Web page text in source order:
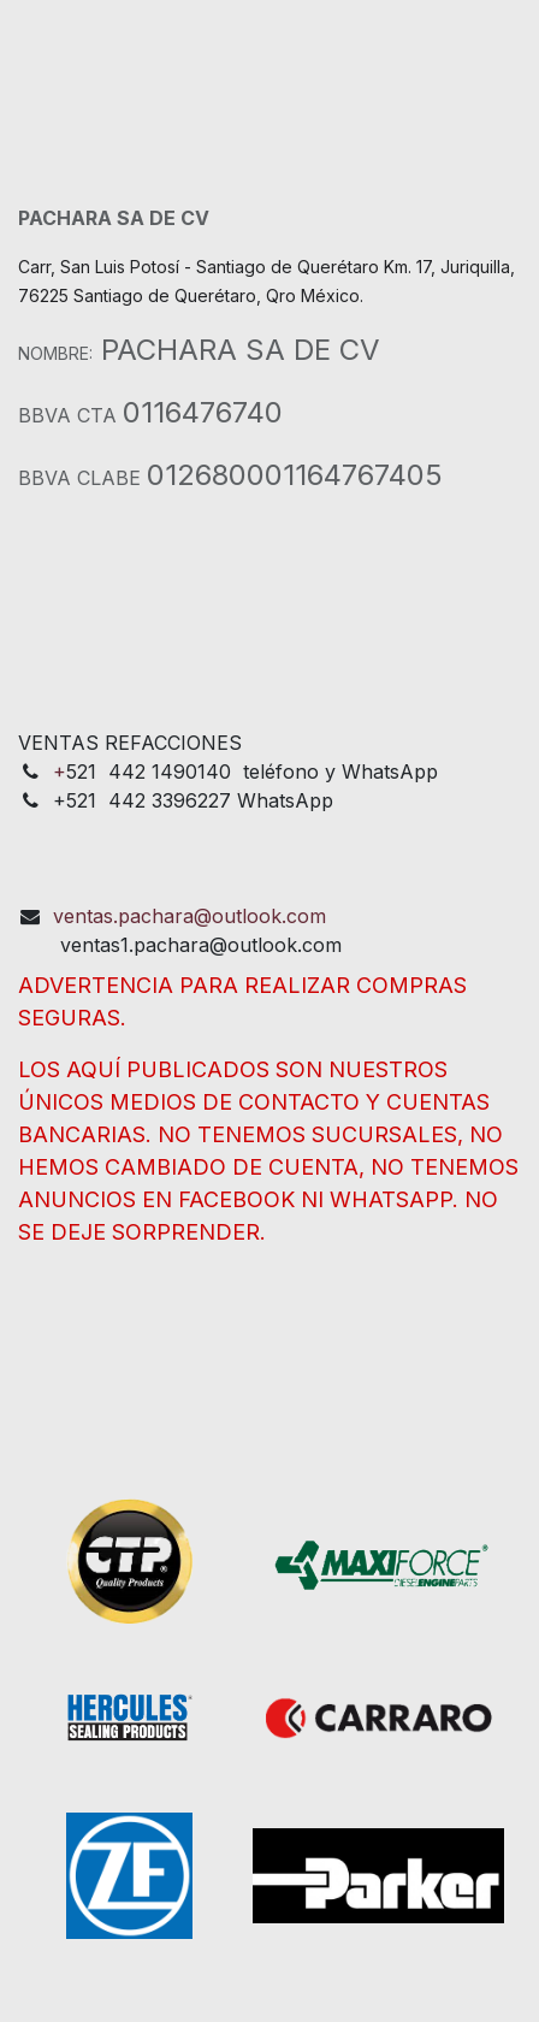
PACHARA SA DE CV
Carr, San Luis Potosí - Santiago de Querétaro Km. 17, Juriquilla,
76225 Santiago de Querétaro, Qro México.
NOMBRE: PACHARA SA DE CV
BBVA CTA 0116476740
BBVA CLABE 012680001164767405
VENTAS REFACCIONES
+521 442 1490140 teléfono y WhatsApp
+521 442 3396227 WhatsApp
ventas.pachara@outlook.com
ventas1.pachara@outlook.com
ADVERTENCIA PARA REALIZAR COMPRAS
SEGURAS.
LOS AQUÍ PUBLICADOS SON NUESTROS
ÚNICOS MEDIOS DE CONTACTO Y CUENTAS
BANCARIAS. NO TENEMOS SUCURSALES, NO
HEMOS CAMBIADO DE CUENTA, NO TENEMOS
ANUNCIOS EN FACEBOOK NI WHATSAPP. NO
SE DEJE SORPRENDER.